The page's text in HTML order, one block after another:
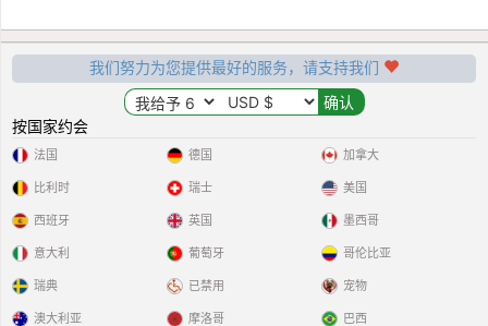
我们努力为您提供最好的服务，请支持我们
按国家约会
法国
比利时
西班牙
意大利
瑞典
德国
瑞士
英国
葡萄牙
已禁用
加拿大
美国
墨西哥
哥伦比亚
宠物
澳大利亚 摩洛哥 巴西